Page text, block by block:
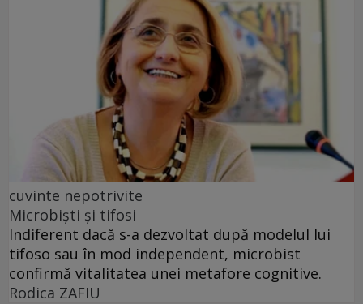
cuvinte nepotrivite
Microbiști și tifosi
Indiferent dacă s-a dezvoltat după modelul lui
tifoso sau în mod independent, microbist
confirmă vitalitatea unei metafore cognitive.
Rodica ZAFIU